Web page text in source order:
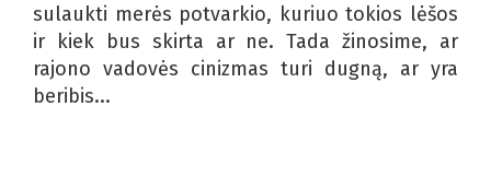
sulaukti merės potvarkio, kuriuo tokios lėšos
ir kiek bus skirta ar ne. Tada žinosime, ar
rajono vadovės cinizmas turi dugną, ar yra
beribis...